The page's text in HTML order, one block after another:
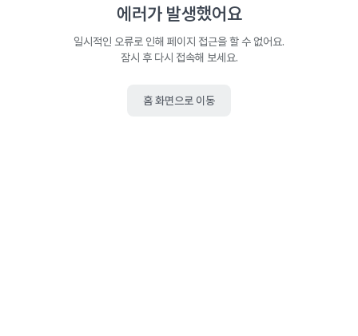
에러가 발생했어요
일시적인 오류로 인해 페이지 접근을 할 수 없어요.
잠시 후 다시 접속해 보세요.
홈 화면으로 이동